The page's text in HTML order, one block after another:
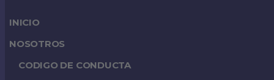
INICIO
NOSOTROS
CODIGO DE CONDUCTA